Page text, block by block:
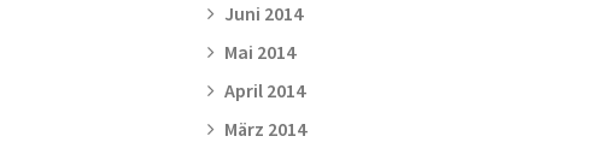
Juni 2014
Mai 2014
April 2014
März 2014